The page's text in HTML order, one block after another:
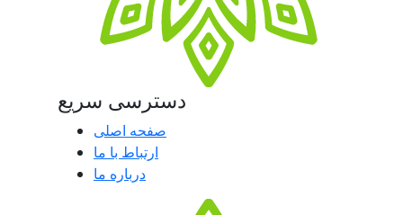
دسترسی سریع
صفحه اصلی
ارتباط با ما
درباره ما